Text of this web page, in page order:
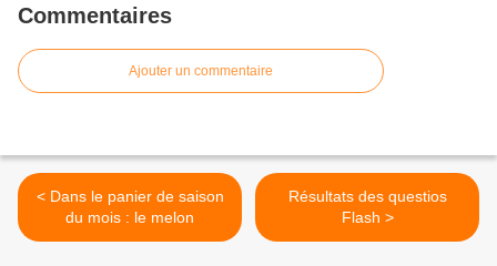
Commentaires
Ajouter un commentaire
< Dans le panier de saison
du mois : le melon
Résultats des questios
Flash >